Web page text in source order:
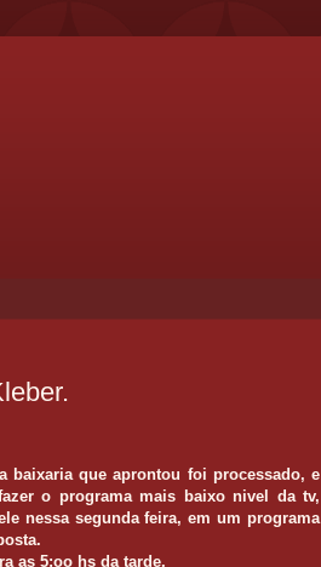
baixaria que aprontou foi processado, e
o programa mais baixo nivel da tv,
nessa segunda feira, em um programa
as 5:oo hs da tarde.